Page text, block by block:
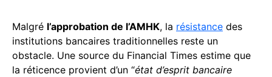
Malgré l’approbation de l’AMHK, la résistance des
institutions bancaires traditionnelles reste un
obstacle. Une source du Financial Times estime que
la réticence provient d’un “état d’esprit bancaire